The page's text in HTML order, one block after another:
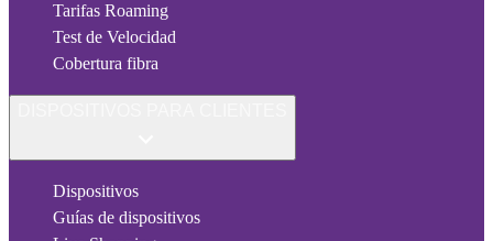
Tarifas Roaming
Test de Velocidad
Cobertura fibra
Dispositivos
Guías de dispositivos